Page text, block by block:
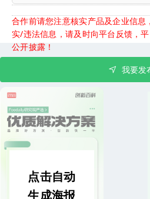
合作前请您注意核实产品及企业信
实/违法信息，请及时向平台反馈，
公开披露！
我要发
点击自动
生成海报